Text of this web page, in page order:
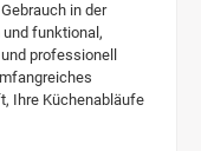
in der
funktional,
professionell
Ihre Küchenabläufe